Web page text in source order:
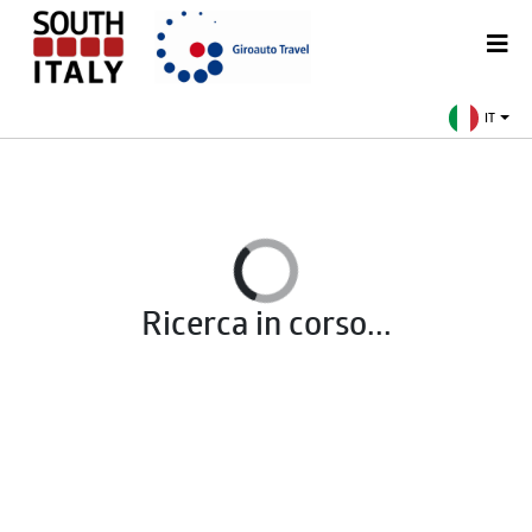
IT
Ricerca in corso...